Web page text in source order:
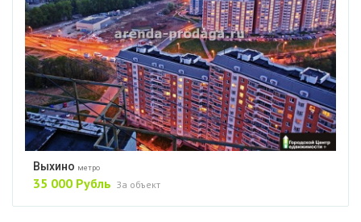
Выхино метро
35 000 Рубль За объект